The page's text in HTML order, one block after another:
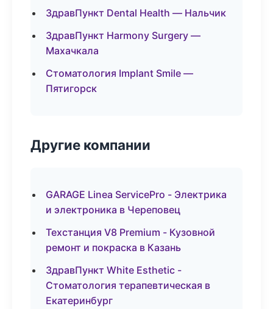
ЗдравПункт Dental Health — Нальчик
ЗдравПункт Harmony Surgery —
Махачкала
Стоматология Implant Smile —
Пятигорск
Другие компании
GARAGE Linea ServicePro - Электрика
и электроника в Череповец
Техстанция V8 Premium - Кузовной
ремонт и покраска в Казань
ЗдравПункт White Esthetic -
Стоматология терапевтическая в
Екатеринбург